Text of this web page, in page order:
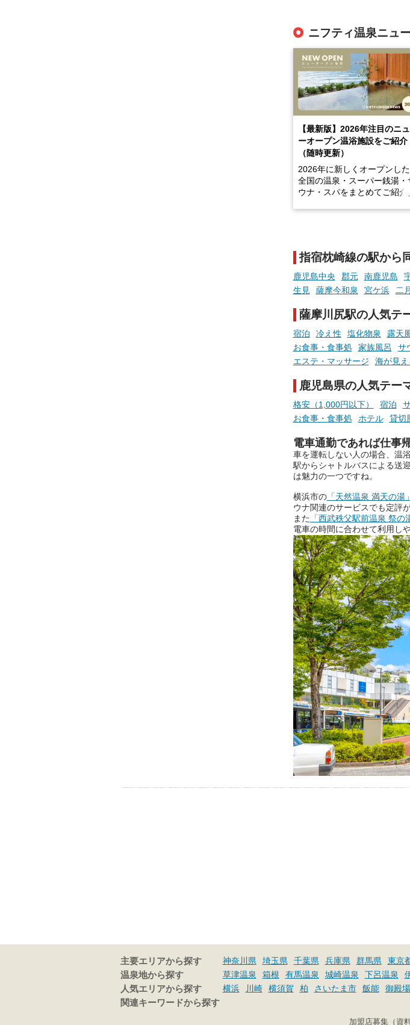
ニフティ温泉ニュ
【最新版】2026年注目のニュ
ーオープン温浴施設をご紹介
（随時更新）
2026年に新しくオープンした
全国の温泉・スーパー銭湯・
ウナ・スパをまとめてご紹介
まったスポットが続々登場し
います。
現地取材記事もあわせて紹介
ていますので、気になる施設
ぜひチェックして次のおでか
先の参考にしてみてください
ね。
指宿枕崎線の駅から
鹿児島中央 郡元 南鹿児島
生見
薩摩今和泉 宮ケ浜 二
薩摩川尻駅の人気テ
宿泊 冷え性 塩化物泉 露天
お食事・食事処
家族風呂 サ
エステ・マッサージ
海が見
鹿児島県の人気テー
格安（1,000円以下） 宿泊
お食事・食事処
ホテル 貸切
電車通勤であれば仕事
車を運転しない人の場合、温
駅からシャトルバスによる送
は魅力の一つですね。
横浜市の「天然温泉 満天の湯」
ウナ関連のサービスでも定評
また 「西武秩父駅前温泉 祭の
電車の時間に合わせて利用し
主要エリアから探す 神奈川県 埼玉県 千葉県 兵庫県 群馬県 東京
温泉地から探す
草津温泉 箱根 有馬温泉 城崎温泉 下呂温泉
人気エリアから探す
横浜 川崎 横須賀 柏 さいたま市 飯能 御殿場
関連キーワードから探す
加盟店募集（資